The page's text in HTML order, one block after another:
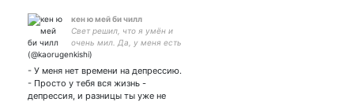
кен ю мей би чилл
Свет решил, что я умён и
очень мил. Да, у меня есть
музыка, и её можно
- У меня нет времени на депрессию.
- Просто у тебя вся жизнь -
депрессия, и разницы ты уже не